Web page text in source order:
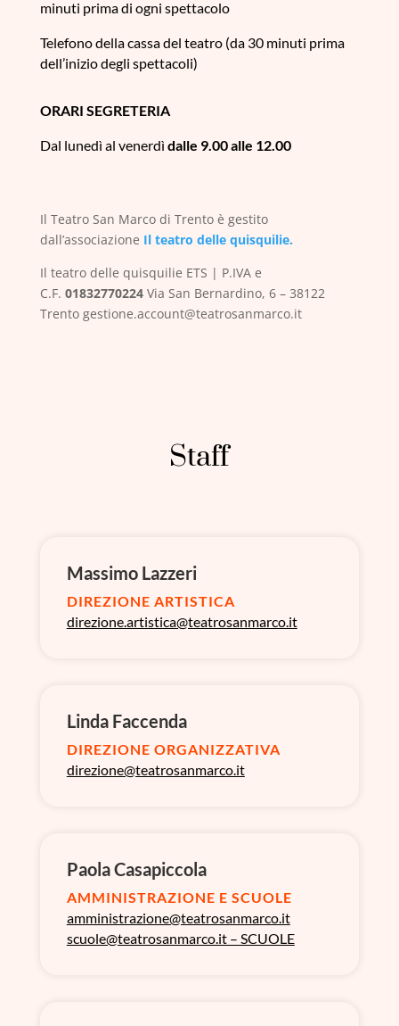
minuti prima di ogni spettacolo
Telefono della cassa del teatro (da 30 minuti prima
dell’inizio degli spettacoli)
ORARI SEGRETERIA
Dal lunedì al venerdì dalle 9.00 alle 12.00
Il Teatro San Marco di Trento è gestito
dall’associazione Il teatro delle quisquilie.
Il teatro delle quisquilie ETS | P.IVA e
C.F. 01832770224 Via San Bernardino, 6 – 38122
Trento gestione.account@teatrosanmarco.it
Staff
Massimo Lazzeri
DIREZIONE ARTISTICA
direzione.artistica@teatrosanmarco.it
Linda Faccenda
DIREZIONE ORGANIZZATIVA
direzione@teatrosanmarco.it
Paola Casapiccola
AMMINISTRAZIONE E SCUOLE
amministrazione@teatrosanmarco.it
scuole@teatrosanmarco.it – SCUOLE